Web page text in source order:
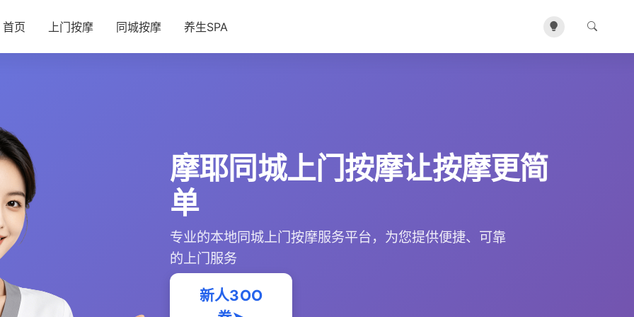
首页 上门按摩 同城按摩 养生SPA
摩耶同城上门按摩让按摩更简
单
专业的本地同城上门按摩服务平台，为您提供便捷、可靠
的上门服务
新人3OO